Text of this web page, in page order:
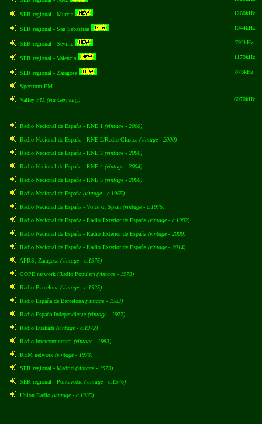
SER regional - Murcia 1260kHz
SER regional - San Sebastian 1044kHz
SER regional - Seville 792kHz
SER regional - Valencia 1179kHz
SER regional - Zaragosa 873kHz
Spectrum FM
Valley FM (via Germany) 6070kHz
Radio Nacional de España - RNE 1 (vintage - 2000)
Radio Nacional de España - RNE 2/Radio Clasica (vintage - 2000)
Radio Nacional de España - RNE 3 (vintage - 2000)
Radio Nacional de España - RNE 4 (vintage - 2004)
Radio Nacional de España - RNE 5 (vintage - 2000)
Radio Nacional de España (vintage - c.1965)
Radio Nacional de España - Voice of Spain (vintage - c.1975)
Radio Nacional de España - Radio Exterior de España (vintage - c.1982)
Radio Nacional de España - Radio Exterior de España (vintage - 2000)
Radio Nacional de España - Radio Exterior de España (vintage - 2014)
AFRS, Zaragosa (vintage - c.1976)
COPE network (Radio Popular) (vintage - 1973)
Radio Barcelona (vintage - c.1925)
Radio España de Barcelona (vintage - 1983)
Radio España Independiente (vintage - 1977)
Radio Euskadi (vintage - c.1972)
Radio Intercontinental (vintage - 1983)
REM network (vintage - 1973)
SER regional - Madrid (vintage - 1973)
SER regional - Pontevedra (vintage - c.1976)
Union Radio (vintage - c.1935)